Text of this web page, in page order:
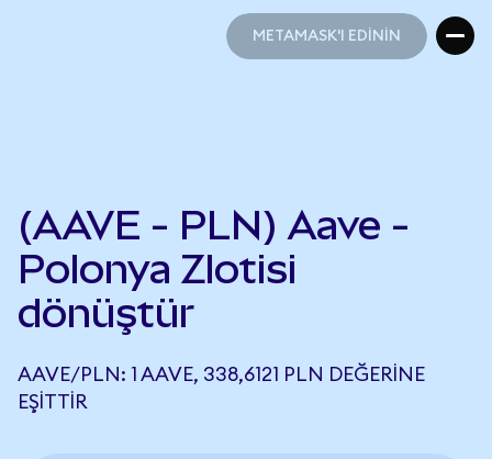
METAMASK'I EDİNİN
(AAVE - PLN) Aave -
Polonya Zlotisi
dönüştür
AAVE/PLN: 1 AAVE, 338,6121 PLN DEĞERINE
EŞITTIR